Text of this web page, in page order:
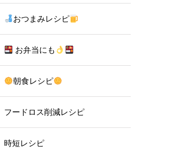
おつまみレシピ
お弁当にも
朝食レシピ
フードロス削減レシピ
時短レシピ